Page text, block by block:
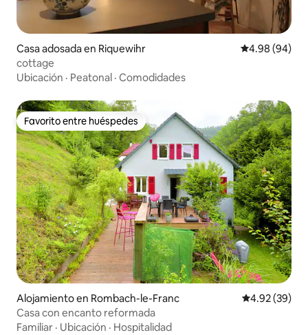
Casa adosada en Riquewihr Calificación
4.98 (94)
cottage
Ubicación · Peatonal · Comodidades
Favorito entre huéspedes
Favorito entre huéspedes
Alojamiento en Rombach-le-Franc Calificación
4.92 (39)
Casa con encanto reformada
Familiar · Ubicación · Hospitalidad